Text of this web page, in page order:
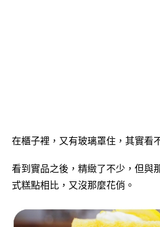
在櫃子裡，又有玻璃罩住，其實看
看到實品之後，精緻了不少，但與
式糕點相比，又沒那麼花俏。